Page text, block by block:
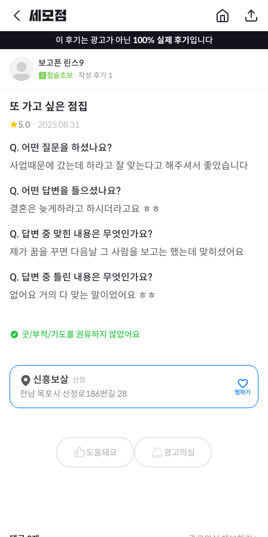
이 후기는 광고가 아닌 100% 실제 후기입니다
보고픈 린스9
점술초보· 작성 후기 1
또 가고 싶은 점집
5.0 · 2025.08.31
사업때문에 갔는데 하라고 잘 맞는다고 해주셔서 좋았습니다
결혼은 늦게하라고 하시더라고요 ㅎㅎ
제가 꿈을 꾸면 다음날 그 사람을 보고는 했는데 맞히셨어요
없어요 거의 다 맞는 말이었어요 ㅎㅎ
굿/부적/기도를 권유하지 않았어요
신흥보살 신점
전남 목포시 산정로186번길 28 찜하기
도움돼요 광고의심